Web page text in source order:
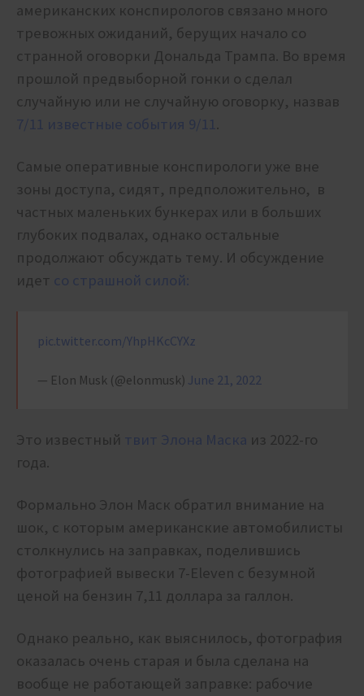
американских конспирологов связано много
тревожных ожиданий, берущих начало со
странной оговорки Дональда Трампа. Во время
прошлой предвыборной гонки о сделал
случайную или не случайную оговорку, назвав
7/11 известные события 9/11.
Самые оперативные конспирологи уже вне
зоны доступа, сидят, предположительно, в
частных маленьких бункерах или в больших
глубоких подвалах, однако остальные
продолжают обсуждать тему. И обсуждение
идет со страшной силой:
pic.twitter.com/YhpHKcCYXz
— Elon Musk (@elonmusk) June 21, 2022
Это известный твит Элона Маска из 2022-го
года.
Формально Элон Маск обратил внимание на
шок, с которым американские автомобилисты
столкнулись на заправках, поделившись
фотографией вывески 7-Eleven с безумной
ценой на бензин 7,11 доллара за галлон.
Однако реально, как выяснилось, фотография
оказалась очень старая и была сделана на
вообще не работающей заправке: рабочие